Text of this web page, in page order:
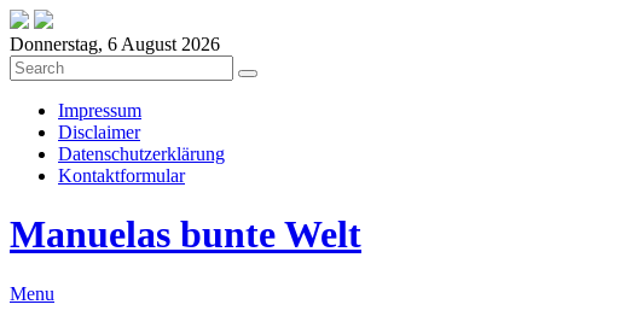
Donnerstag, 6 August 2026
Impressum
Disclaimer
Datenschutzerklärung
Kontaktformular
Manuelas bunte Welt
Menu